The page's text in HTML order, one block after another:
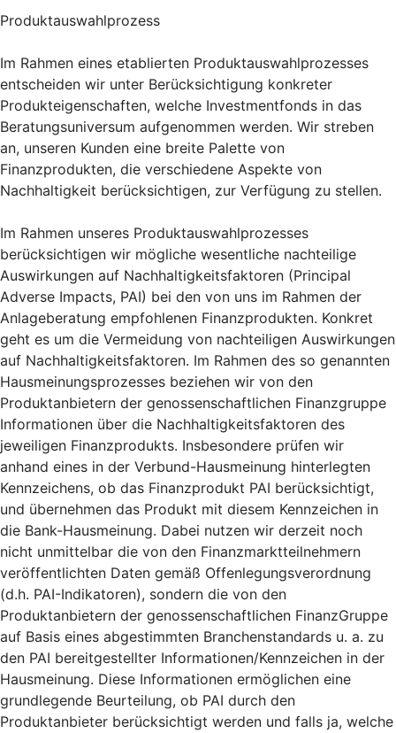
Produktauswahlprozess
Im Rahmen eines etablierten Produktauswahlprozesses
entscheiden wir unter Berücksichtigung konkreter
Produkteigenschaften, welche Investmentfonds in das
Beratungsuniversum aufgenommen werden. Wir streben
an, unseren Kunden eine breite Palette von
Finanzprodukten, die verschiedene Aspekte von
Nachhaltigkeit berücksichtigen, zur Verfügung zu stellen.
Im Rahmen unseres Produktauswahlprozesses
berücksichtigen wir mögliche wesentliche nachteilige
Auswirkungen auf Nachhaltigkeitsfaktoren (Principal
Adverse Impacts, PAI) bei den von uns im Rahmen der
Anlageberatung empfohlenen Finanzprodukten. Konkret
geht es um die Vermeidung von nachteiligen Auswirkungen
auf Nachhaltigkeitsfaktoren. Im Rahmen des so genannten
Hausmeinungsprozesses beziehen wir von den
Produktanbietern der genossenschaftlichen Finanzgruppe
Informationen über die Nachhaltigkeitsfaktoren des
jeweiligen Finanzprodukts. Insbesondere prüfen wir
anhand eines in der Verbund-Hausmeinung hinterlegten
Kennzeichens, ob das Finanzprodukt PAI berücksichtigt,
und übernehmen das Produkt mit diesem Kennzeichen in
die Bank-Hausmeinung. Dabei nutzen wir derzeit noch
nicht unmittelbar die von den Finanzmarktteilnehmern
veröffentlichten Daten gemäß Offenlegungsverordnung
(d.h. PAI-Indikatoren), sondern die von den
Produktanbietern der genossenschaftlichen FinanzGruppe
auf Basis eines abgestimmten Branchenstandards u. a. zu
den PAI bereitgestellter Informationen/Kennzeichen in der
Hausmeinung. Diese Informationen ermöglichen eine
grundlegende Beurteilung, ob PAI durch den
Produktanbieter berücksichtigt werden und falls ja, welche